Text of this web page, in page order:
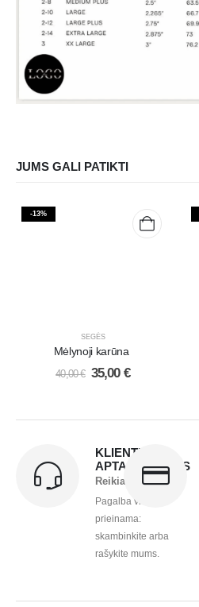
JUMS GALI PATIKTI
-13%
SEGĖS
Mėlynoji karūna
40,00€ 35,00 €
KLIENTŲ
APTARNAVIMAS
Reikia pagalbos?
Pagalba visada
prieinama:
skambinkite arba
rašykite mums.